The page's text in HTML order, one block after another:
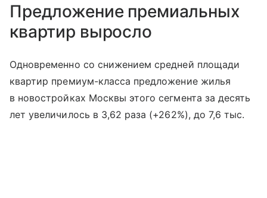
Предложение премиальных
квартир выросло
Одновременно со снижением средней площади
квартир премиум-класса предложение жилья
в новостройках Москвы этого сегмента за десять
лет увеличилось в 3,62 раза (+262%), до 7,6 тыс.